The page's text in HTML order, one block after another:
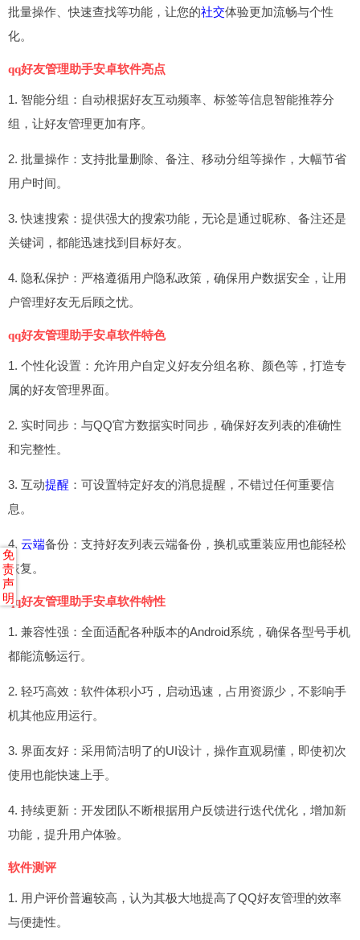
批量操作、快速查找等功能，让您的社交体验更加流畅与个性
化。
qq好友管理助手安卓软件亮点
1. 智能分组：自动根据好友互动频率、标签等信息智能推荐分
组，让好友管理更加有序。
2. 批量操作：支持批量删除、备注、移动分组等操作，大幅节省
用户时间。
3. 快速搜索：提供强大的搜索功能，无论是通过昵称、备注还是
关键词，都能迅速找到目标好友。
4. 隐私保护：严格遵循用户隐私政策，确保用户数据安全，让用
户管理好友无后顾之忧。
qq好友管理助手安卓软件特色
1. 个性化设置：允许用户自定义好友分组名称、颜色等，打造专
属的好友管理界面。
2. 实时同步：与QQ官方数据实时同步，确保好友列表的准确性
和完整性。
3. 互动提醒 ：可设置特定好友的消息提醒，不错过任何重要信
息。
4. 云端备份：支持好友列表云端备份，换机或重装应用也能轻松
恢复。
qq好友管理助手安卓软件特性
1. 兼容性强：全面适配各种版本的Android系统，确保各型号手机
都能流畅运行。
2. 轻巧高效：软件体积小巧，启动迅速，占用资源少，不影响手
机其他应用运行。
3. 界面友好：采用简洁明了的UI设计，操作直观易懂，即使初次
使用也能快速上手。
4. 持续更新：开发团队不断根据用户反馈进行迭代优化，增加新
功能，提升用户体验。
软件测评
1. 用户评价普遍较高，认为其极大地提高了QQ好友管理的效率
与便捷性。
免
责
声
明